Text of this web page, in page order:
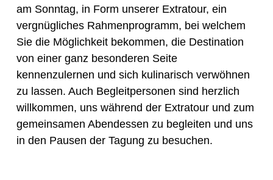
am Sonntag, in Form unserer Extratour, ein
vergnügliches Rahmenprogramm, bei welchem
Sie die Möglichkeit bekommen, die Destination
von einer ganz besonderen Seite
kennenzulernen und sich kulinarisch verwöhnen
zu lassen. Auch Begleitpersonen sind herzlich
willkommen, uns während der Extratour und zum
gemeinsamen Abendessen zu begleiten und uns
in den Pausen der Tagung zu besuchen.